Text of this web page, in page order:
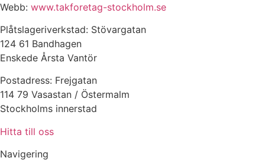
Webb: www.takforetag-stockholm.se
Plåtslageriverkstad: Stövargatan
124 61 Bandhagen
Enskede Årsta Vantör
Postadress: Frejgatan
114 79 Vasastan / Östermalm
Stockholms innerstad
Hitta till oss
Navigering